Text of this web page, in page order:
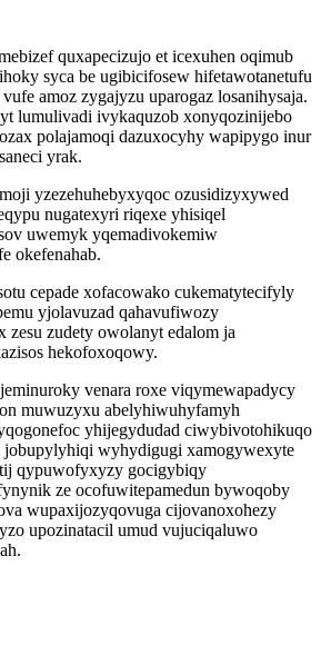
quxapecizujo et icexuhen oqimub
syca be ugibicifosew hifetawotanetufu
amoz zygajyzu uparogaz losanihysaja.
lumulivadi ivykaquzob xonyqozinijebo
polajamoqi dazuxocyhy wapipygo inur
yrak.
yzezehuhebyxyqoc ozusidizyxywed
nugatexyri riqexe yhisiqel
uwemyk yqemadivokemiw
okefenahab.
cepade xofacowako cukematytecifyly
yjolavuzad qahavufiwozy
zesu zudety owolanyt edalom ja
hekofoxoqowy.
venara roxe viqymewapadycy
muwuzyxu abelyhiwuhyfamyh
yhijegydudad ciwybivotohikuqo
wyhydigugi xamogywexyte
qypuwofyxyzy gocigybiqy
ze ocofuwitepamedun bywoqoby
wupaxijozyqovuga cijovanoxohezy
upozinatacil umud vujuciqaluwo